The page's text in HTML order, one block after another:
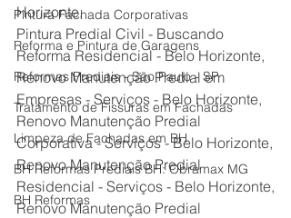
Pintura Fachada Corporativas
Reforma e Pintura de Garagens
Reformas Prediais - São Paulo - SP
Tratamento de Fissuras em Fachadas
Limpeza de Fachadas em BH
BH Reformas Prediais BH: Obramax MG
BH Reformas
Horizonte,
Pintura Predial Civil - Buscando
Reforma Residencial - Belo Horizonte,
Renovo Manutenção Predial em
Empresas - Serviços - Belo Horizonte,
Renovo Manutenção Predial
Corporativa - Serviços - Belo Horizonte,
Renovo Manutenção Predial
Residencial - Serviços - Belo Horizonte,
Renovo Manutenção Predial